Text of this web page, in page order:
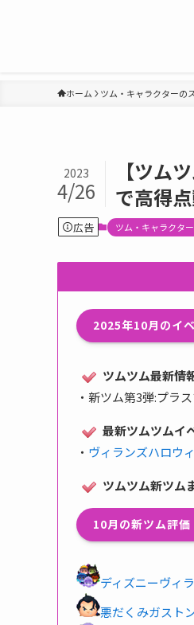
ホーム ツム・キャラクターの
【ツム
で高得
2023
4/26
広告 ツム・キャラクタ
2025年10月のイ
ツムツム最新情
・ 新ツム第3弾:プラ
最新ツムツムイ
・ ヴィランズハロウ
ツムツム新ツム
10月の新ツム評
ディズニーヴィ
悪だくみガスト